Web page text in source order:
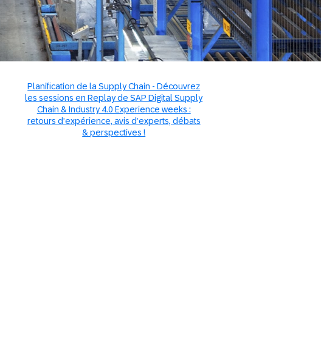
Planification de la Supply Chain - Découvrez
les sessions en Replay de SAP Digital Supply
Chain & Industry 4.0 Experience weeks :
retours d’expérience, avis d’experts, débats
& perspectives !